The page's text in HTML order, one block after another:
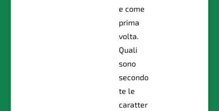
e come
prima
volta.
Quali
sono
secondo
te le
caratter